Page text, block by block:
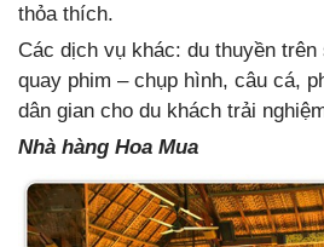
thỏa thích.
Các dịch vụ khác: du thuyền trên
quay phim – chụp hình, câu cá,
dân gian cho du khách trải
Nhà hàng Hoa Mua